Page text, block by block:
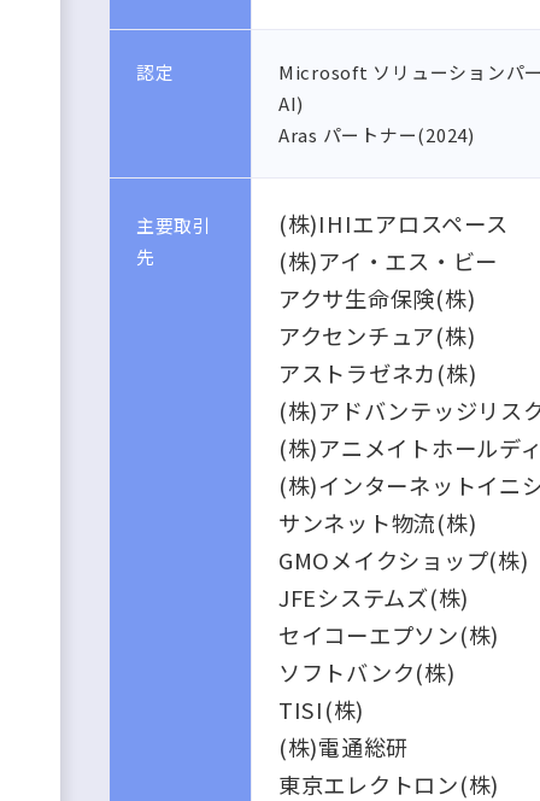
認定
Microsoft ソリューション
AI)
Aras パートナー(2024)
主要取引
先
(株)IHIエアロスペース
(株)アイ・エス・ビー
アクサ生命保険(株)
アクセンチュア(株)
アストラゼネカ(株)
(株)アドバンテッジリス
(株)アニメイトホールデ
(株)インターネットイニ
サンネット物流(株)
GMOメイクショップ(株)
JFEシステムズ(株)
セイコーエプソン(株)
ソフトバンク(株)
TISI(株)
(株)電通総研
東京エレクトロン(株)